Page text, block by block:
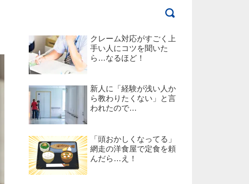
クレーム対応がすごく上
手い人にコツを聞いた
ら…なるほど！
新人に「経験が浅い人か
ら教わりたくない」と言
われたので…
「頭おかしくなってる」
網走の洋食屋で定食を頼
んだら…え！